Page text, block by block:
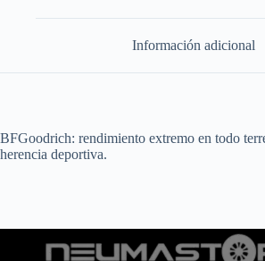
Información adicional
BFGoodrich: rendimiento extremo en todo
herencia deportiva.